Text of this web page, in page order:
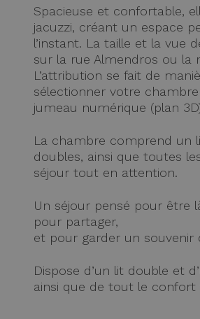
Spacieuse et confortable,
jacuzzi, créant un espace
l’instant. La taille et la vue
sur la rue Almendros ou la
L’attribution se fait de
sélectionner votre
jumeau numérique (plan
La chambre comprend un
doubles, ainsi que toutes
séjour tout en attention.
Un séjour pensé pour être
pour partager,
et pour garder un souvenir
Dispose d’un lit double et
ainsi que de tout le confort